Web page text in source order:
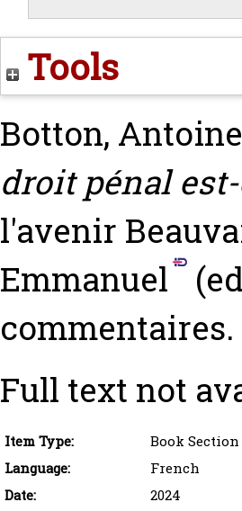
Tools
Botton, Antoine
droit pénal
l'avenir
Emmanuel
commentaires‎.
Full text not
Item Type:
Book Section
Language:
French
Date:
2024